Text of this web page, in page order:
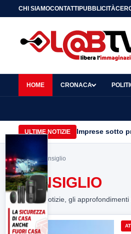
CHI SIAMOCONTATTIPUBBLICITÀ
HOME CRONACA
ULTIME NOTIZIE Imprese sotto
Home> consiglio
CONSIGLIO
Tutte le notizie, gli